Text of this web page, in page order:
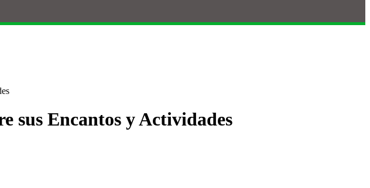
sus Encantos y Actividades